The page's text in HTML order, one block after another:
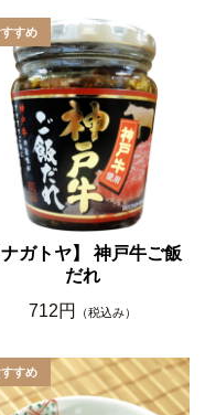
ナガトヤ】 神戸牛ご飯
だれ
712円
（税込み）